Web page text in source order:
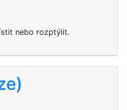
nebo rozptýlit.